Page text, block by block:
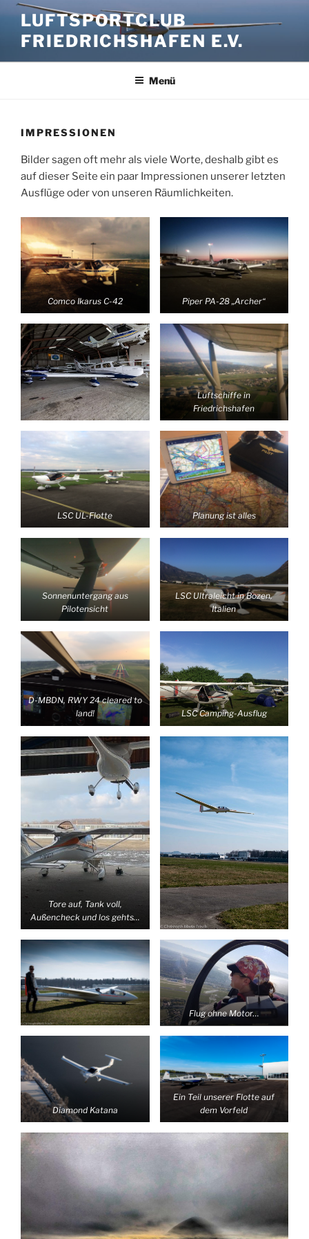
Zum
Inhalt
springen
LUFTSPORTCLUB
FRIEDRICHSHAFEN E.V.
Menü
IMPRESSIONEN
Bilder sagen oft mehr als viele Worte, deshalb gibt es
auf dieser Seite ein paar Impressionen unserer letzten
Ausflüge oder von unseren Räumlichkeiten.
Comco Ikarus C-42 Piper PA-28 „Archer“
Luftschiffe in
Friedrichshafen
LSC UL-Flotte Planung ist alles
Sonnenuntergang aus
Pilotensicht
LSC Ultraleicht in Bozen,
Italien
D-MBDN, RWY 24 cleared to
land!
LSC Camping-Ausflug
Tore auf, Tank voll,
Außencheck und los gehts…
Flug ohne Motor…
Diamond Katana
Ein Teil unserer Flotte auf
dem Vorfeld